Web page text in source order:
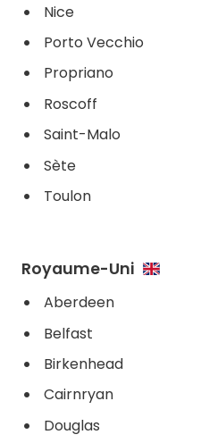
Nice
Porto Vecchio
Propriano
Roscoff
Saint-Malo
Sète
Toulon
Royaume-Uni
Aberdeen
Belfast
Birkenhead
Cairnryan
Douglas